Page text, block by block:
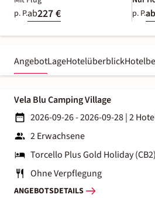
p. P.ab227 €
p. P.
AngebotLageHotelüberblick
Vela Blu Camping Village
2026-09-26 - 2026-09-28|2
2 Erwachsene
Torcello Plus Gold Holiday (CB2)
Ohne Verpflegung
ANGEBOTSDETAILS